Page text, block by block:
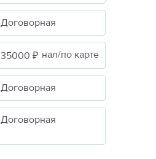
Договорная
35000 ₽ нал/по карте
Договорная
Договорная